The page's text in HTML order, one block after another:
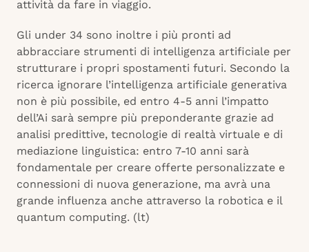
attività da fare in viaggio.
Gli under 34 sono inoltre i più pronti ad
abbracciare strumenti di intelligenza artificiale per
strutturare i propri spostamenti futuri. Secondo la
ricerca ignorare l’intelligenza artificiale generativa
non è più possibile, ed entro 4-5 anni l’impatto
dell’Ai sarà sempre più preponderante grazie ad
analisi predittive, tecnologie di realtà virtuale e di
mediazione linguistica: entro 7-10 anni sarà
fondamentale per creare offerte personalizzate e
connessioni di nuova generazione, ma avrà una
grande influenza anche attraverso la robotica e il
quantum computing. (lt)